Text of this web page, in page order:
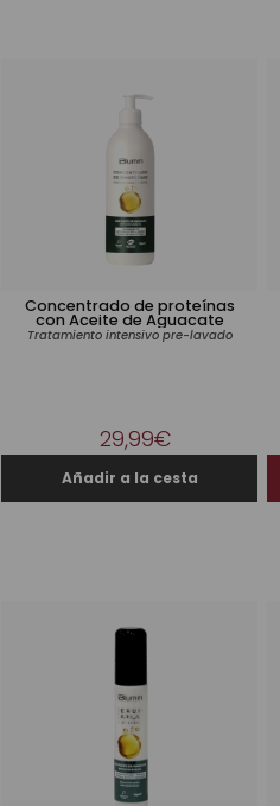
Concentrado de proteínas
con Aceite de Aguacate
Tratamiento intensivo pre-lavado
29,99€